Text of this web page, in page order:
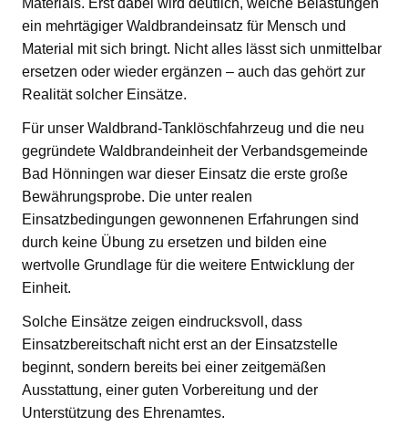
ein mehrtägiger Waldbrandeinsatz für Mensch und
Material mit sich bringt. Nicht alles lässt sich unmittelbar
ersetzen oder wieder ergänzen – auch das gehört zur
Realität solcher Einsätze.
Für unser Waldbrand-Tanklöschfahrzeug und die neu
gegründete Waldbrandeinheit der Verbandsgemeinde
Bad Hönningen war dieser Einsatz die erste große
Bewährungsprobe. Die unter realen
Einsatzbedingungen gewonnenen Erfahrungen sind
durch keine Übung zu ersetzen und bilden eine
wertvolle Grundlage für die weitere Entwicklung der
Einheit.
Solche Einsätze zeigen eindrucksvoll, dass
Einsatzbereitschaft nicht erst an der Einsatzstelle
beginnt, sondern bereits bei einer zeitgemäßen
Ausstattung, einer guten Vorbereitung und der
Unterstützung des Ehrenamtes.